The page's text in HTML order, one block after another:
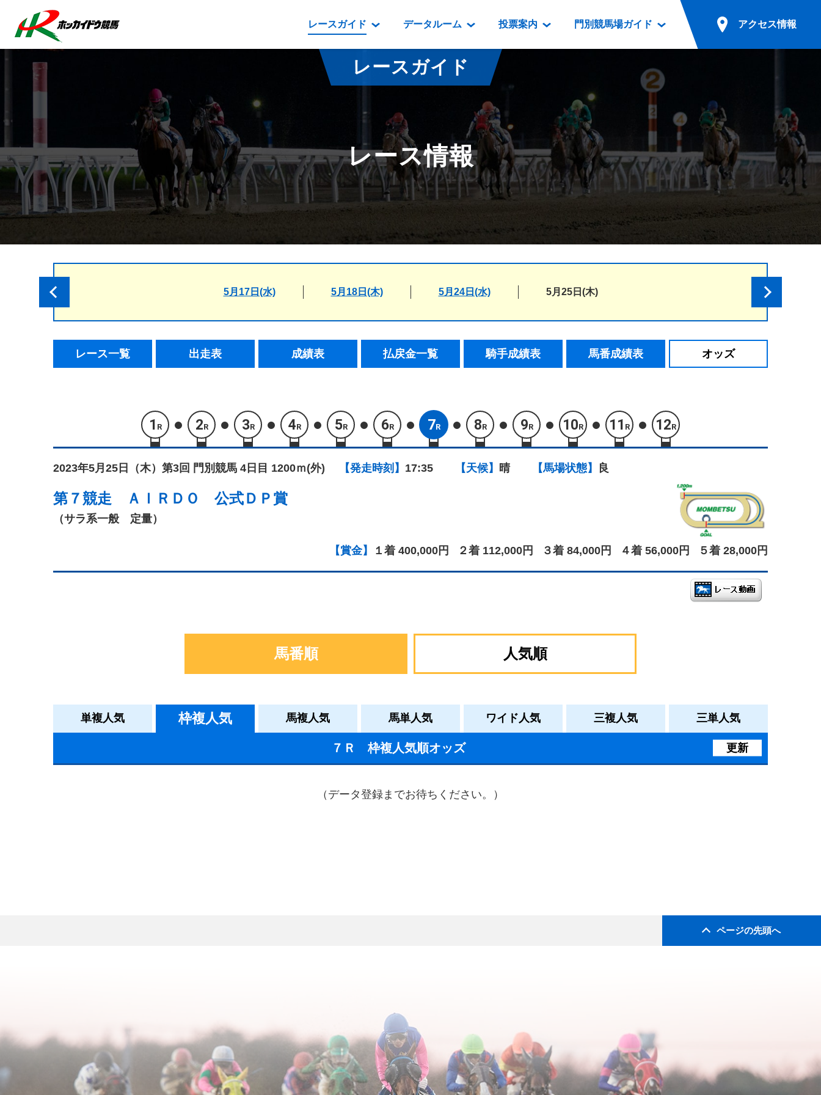
レースガイド
レース情報
払戻金一覧
騎手成績表
馬番成績表
オッズ
番組・級別表ダウンロード
開催カレンダー
重賞競走体系図
スタリオンシリーズ競走
道内の発売情報(PDF)
データルーム
データルーム
騎手・調教師紹介
坂路調教映像
遠征馬情報
番組編成要領
映像コンテンツ
重賞競走VTR
重賞競走参考VTR
レースダイジェスト
新馬ダイジェスト
投票案内
電話・インターネット投票
場外発売所
実況・テレホンサービス
発売・払戻
門別競馬場ガイド
門別競馬場情報
門別競馬場グルメ
とねっこジンギスカン
いずみ食堂
ルンビニフードカフェ
勝馬屋
アクセス情報
無料送迎バスでのご来場
公共の交通機関でのご来場
レースガイド
レース情報
5月17日(水) 5月18日(木) 5月24日(水) 5月25日(木)
レース一覧 出走表 成績表 払戻金一覧 騎手成績表 馬番成績表 オッズ
1 R 2R 3R 4R 5R 6R 7R 8R 9R 10R 11 R 12R
2023年5月25日（木） 第3回 門別競馬 4日目 1200ｍ(外) 【発走時刻】 17:35 【天候】 晴 【馬場状態】 良
第７競走 ＡＩＲＤＯ 公式ＤＰ賞
（サラ系一般 定量）
【賞金】 １着 400,000円 ２着 112,000円 ３着 84,000円 ４着 56,000円 ５着 28,000円
馬番順 人気順
単複人気 枠複人気 馬複人気 馬単人気 ワイド人気 三複人気 三単人気
７Ｒ 枠複人気順オッズ 更新
（データ登録までお待ちください。）
ページの先頭へ